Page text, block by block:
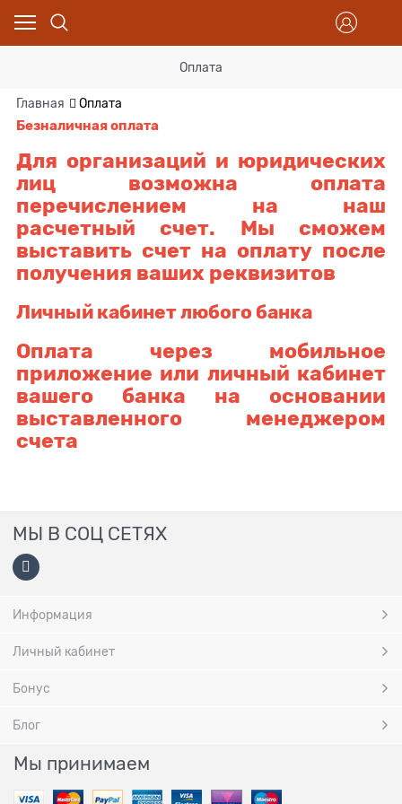
Оплата
Главная Оплата
Безналичная оплата
Для организаций и юридических
лиц возможна оплата
перечислением на наш
расчетный счет. Мы сможем
выставить счет на оплату после
получения ваших реквизитов
Личный кабинет любого банка
Оплата через мобильное
приложение или личный кабинет
вашего банка на основании
выставленного менеджером
счета
МЫ В СОЦ СЕТЯХ
Информация
Личный кабинет
Бонус
Блог
Мы принимаем